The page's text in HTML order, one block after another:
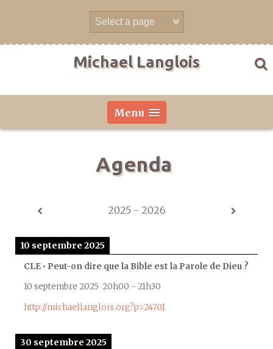
Michael Langlois
Menu
Agenda
2025 - 2026
10 septembre 2025
CLE • Peut-on dire que la Bible est la Parole de Dieu ?
10 septembre 2025 20h00 - 21h30
http://michaellanglois.org?p=24701
30 septembre 2025